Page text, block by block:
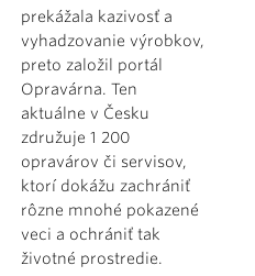
prekážala kazivosť a
vyhadzovanie výrobkov,
preto založil portál
Opravárna. Ten
aktuálne v Česku
združuje 1 200
opravárov či servisov,
ktorí dokážu zachrániť
rôzne mnohé pokazené
veci a ochrániť tak
životné prostredie.